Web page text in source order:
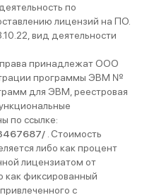
по
лицензий на ПО.
вид деятельности
принадлежат ООО
программы ЭВМ №
для ЭВМ, реестровая
по ссылке:
. Стоимость
либо как процент
лицензиатом от
как фиксированный
с